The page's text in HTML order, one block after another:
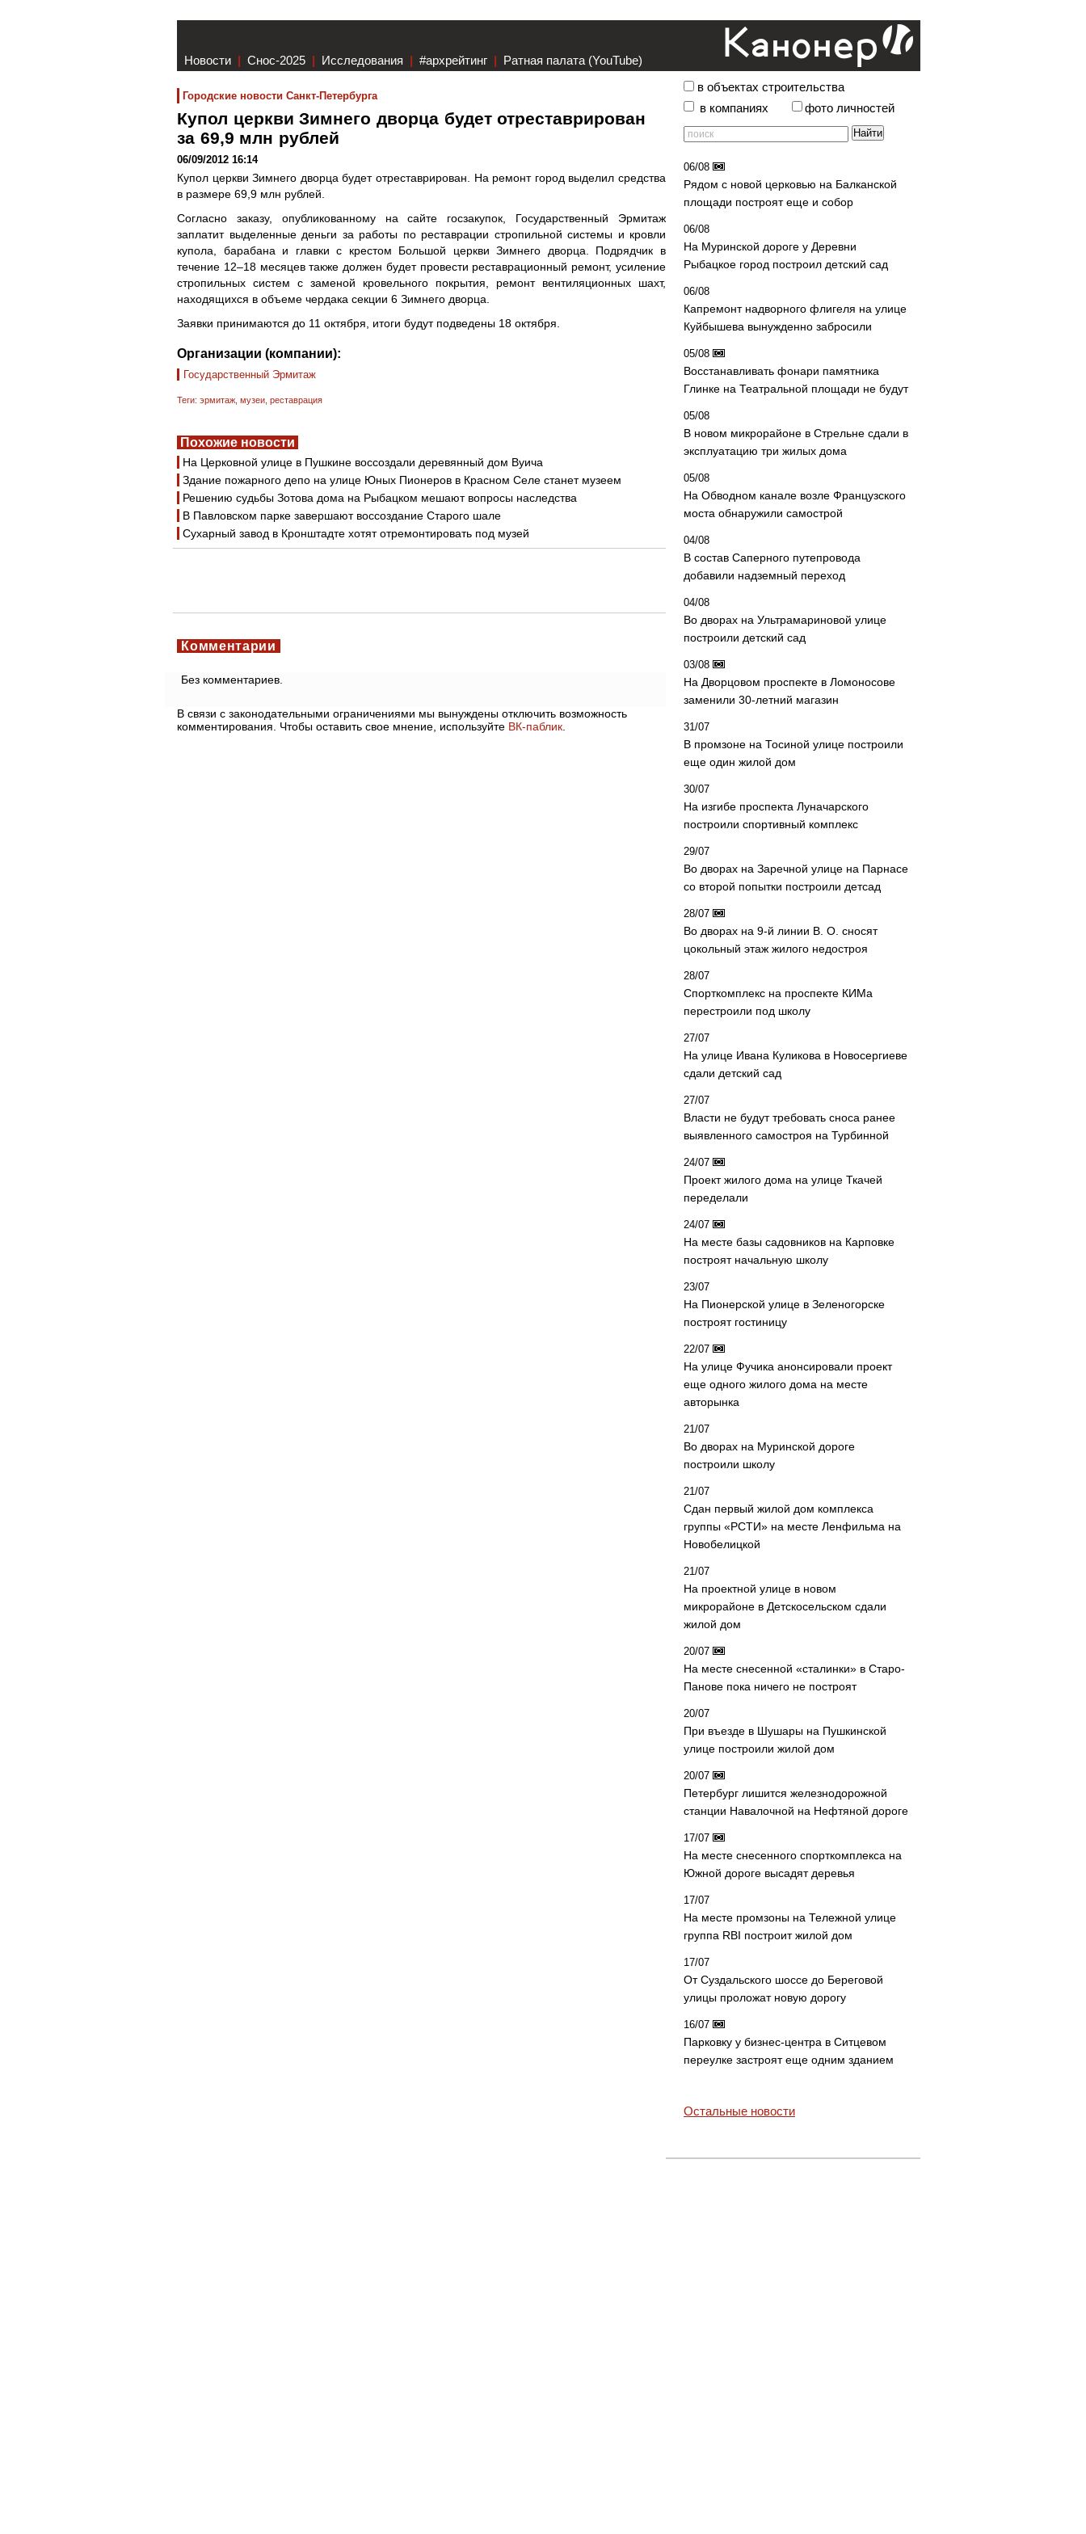
Новости | Снос-2025 | Исследования | #архрейтинг | Ратная палата (YouTube)
Городские новости Санкт-Петербурга
Купол церкви Зимнего дворца будет отреставрирован
за 69,9 млн рублей
06/09/2012 16:14
Купол церкви Зимнего дворца будет отреставрирован. На ремонт город выделил средства
в размере 69,9 млн рублей.
Согласно заказу, опубликованному на сайте госзакупок, Государственный Эрмитаж
заплатит выделенные деньги за работы по реставрации стропильной системы и кровли
купола, барабана и главки с крестом Большой церкви Зимнего дворца. Подрядчик в
течение 12–18 месяцев также должен будет провести реставрационный ремонт, усиление
стропильных систем с заменой кровельного покрытия, ремонт вентиляционных шахт,
находящихся в объеме чердака секции 6 Зимнего дворца.
Заявки принимаются до 11 октября, итоги будут подведены 18 октября.
Организации (компании):
Государственный Эрмитаж
Теги: эрмитаж музеи реставрация
Похожие новости
На Церковной улице в Пушкине воссоздали деревянный дом Вуича
Здание пожарного депо на улице Юных Пионеров в Красном Селе станет музеем
Решению судьбы Зотова дома на Рыбацком мешают вопросы наследства
В Павловском парке завершают воссоздание Старого шале
Сухарный завод в Кронштадте хотят отремонтировать под музей
Комментарии
Без комментариев.
В связи с законодательными ограничениями мы вынуждены отключить возможность
комментирования. Чтобы оставить свое мнение, используйте ВК-паблик
в объектах строительства
в компаниях
фото личностей
06/08
Рядом с новой церковью на Балканской
площади построят еще и собор
06/08
На Муринской дороге у Деревни
Рыбацкое город построил детский сад
06/08
Капремонт надворного флигеля на улице
Куйбышева вынужденно забросили
05/08
Восстанавливать фонари памятника
Глинке на Театральной площади не будут
05/08
В новом микрорайоне в Стрельне сдали в
эксплуатацию три жилых дома
05/08
На Обводном канале возле Французского
моста обнаружили самострой
04/08
В состав Саперного путепровода
добавили надземный переход
04/08
Во дворах на Ультрамариновой улице
построили детский сад
03/08
На Дворцовом проспекте в Ломоносове
заменили 30-летний магазин
31/07
В промзоне на Тосиной улице построили
еще один жилой дом
30/07
На изгибе проспекта Луначарского
построили спортивный комплекс
29/07
Во дворах на Заречной улице на Парнасе
со второй попытки построили детсад
28/07
Во дворах на 9-й линии В. О. сносят
цокольный этаж жилого недостроя
28/07
Спорткомплекс на проспекте КИМа
перестроили под школу
27/07
На улице Ивана Куликова в Новосергиеве
сдали детский сад
27/07
Власти не будут требовать сноса ранее
выявленного самостроя на Турбинной
24/07
Проект жилого дома на улице Ткачей
переделали
24/07
На месте базы садовников на Карповке
построят начальную школу
23/07
На Пионерской улице в Зеленогорске
построят гостиницу
22/07
На улице Фучика анонсировали проект
еще одного жилого дома на месте
авторынка
21/07
Во дворах на Муринской дороге
построили школу
21/07
Сдан первый жилой дом комплекса
группы «РСТИ» на месте Ленфильма на
Новобелицкой
21/07
На проектной улице в новом
микрорайоне в Детскосельском сдали
жилой дом
20/07
На месте снесенной «сталинки» в Старо-
Панове пока ничего не построят
20/07
При въезде в Шушары на Пушкинской
улице построили жилой дом
20/07
Петербург лишится железнодорожной
станции Навалочной на Нефтяной дороге
17/07
На месте снесенного спорткомплекса на
Южной дороге высадят деревья
17/07
На месте промзоны на Тележной улице
группа RBI построит жилой дом
17/07
От Суздальского шоссе до Береговой
улицы проложат новую дорогу
16/07
Парковку у бизнес-центра в Ситцевом
переулке застроят еще одним зданием
Остальные новости